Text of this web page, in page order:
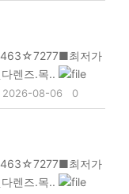
최저가
렌즈.목..
2026-08-06 0
최저가
렌즈.목..